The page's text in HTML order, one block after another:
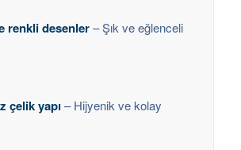
renkli desenler– Şık ve eğlenceli
çelik yapı – Hijyenik ve kolay